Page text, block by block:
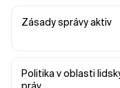
Zásady správy aktiv
Politika v oblasti